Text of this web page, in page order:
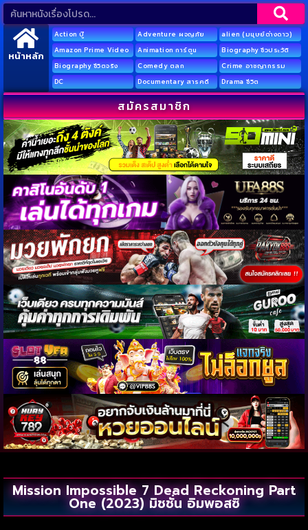
หน้าหลัก
Action บู๊ Adventure ผจญภัย
alien (มนุษย์ต่างดาว)
Amazon Prime Video
Animation การ์ตูน
Biography ชีวประวัติ
Biography ชีวิตจริง
Comedy ตลก
Crime อาชญากรรม
DC
Documentary สารคดี Drama ชีวิต
สมัครสมาชิก
Mission Impossible 7 Dead Reckoning Part
One (2023) มิชชั่น อิมพอสซิ